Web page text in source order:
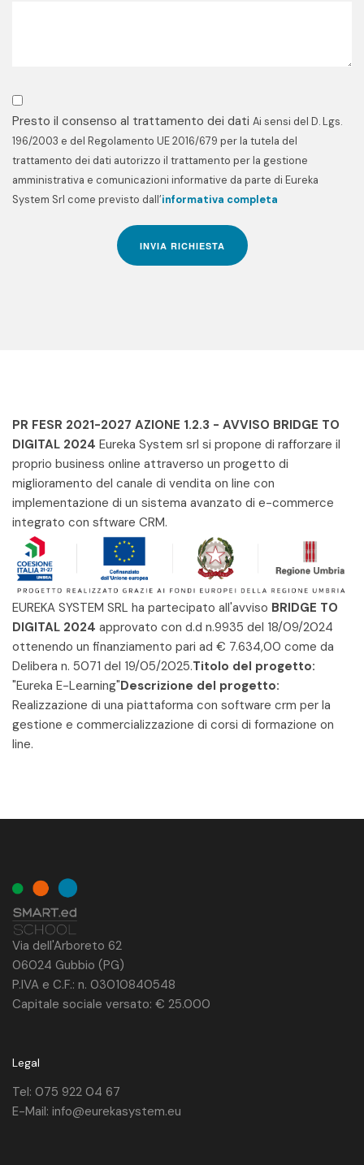
Presto il consenso al trattamento dei dati Ai sensi del D. Lgs.
196/2003 e del Regolamento UE 2016/679 per la tutela del
trattamento dei dati autorizzo il trattamento per la gestione
amministrativa e comunicazioni informative da parte di Eureka
System Srl come previsto dall’informativa completa
INVIA RICHIESTA
PR FESR 2021-2027 AZIONE 1.2.3 - AVVISO BRIDGE TO
DIGITAL 2024 Eureka System srl si propone di rafforzare il
proprio business online attraverso un progetto di
miglioramento del canale di vendita on line con
implementazione di un sistema avanzato di e-commerce
integrato con sftware CRM.
EUREKA SYSTEM SRL ha partecipato all'avviso BRIDGE TO
DIGITAL 2024 approvato con d.d n.9935 del 18/09/2024
ottenendo un finanziamento pari ad € 7.634,00 come da
Delibera n. 5071 del 19/05/2025.Titolo del progetto:
"Eureka E-Learning"Descrizione del progetto:
Realizzazione di una piattaforma con software crm per la
gestione e commercializzazione di corsi di formazione on
line.
Via dell'Arboreto 62
06024 Gubbio (PG)
P.IVA e C.F.: n. 03010840548
Capitale sociale versato: € 25.000
Legal
Tel: 075 922 04 67
E-Mail: info@eurekasystem.eu